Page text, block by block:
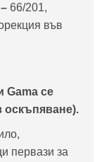
66/201,
във
Gama се
оскъпяване).
первази за